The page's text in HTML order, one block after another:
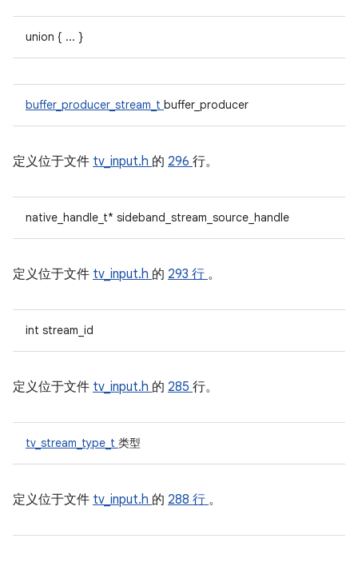
union { ... }
buffer_producer_stream_t buffer_producer
定义位于文件 tv_input.h 的 296 行。
native_handle_t* sideband_stream_source_handle
定义位于文件 tv_input.h 的 293 行 。
int stream_id
定义位于文件 tv_input.h 的 285 行。
tv_stream_type_t 类型
定义位于文件 tv_input.h 的 288 行 。